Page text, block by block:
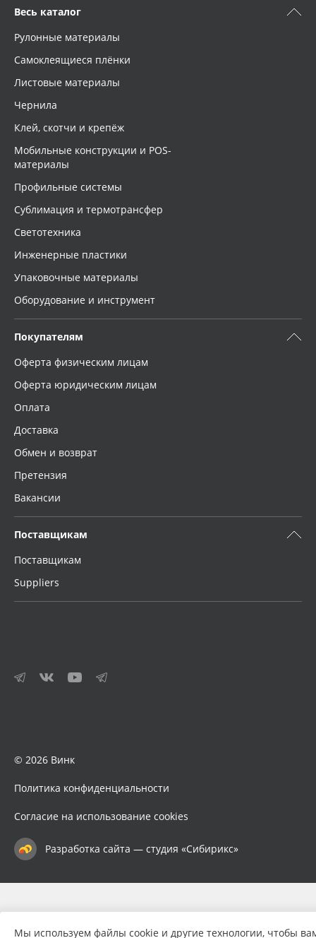
Весь каталог
Рулонные материалы
Самоклеящиеся плёнки
Листовые материалы
Чернила
Клей, скотчи и крепёж
Мобильные конструкции и POS-
материалы
Профильные системы
Сублимация и термотрансфер
Светотехника
Инженерные пластики
Упаковочные материалы
Оборудование и инструмент
Покупателям
Оферта физическим лицам
Оферта юридическим лицам
Оплата
Доставка
Обмен и возврат
Претензия
Вакансии
Поставщикам
Поставщикам
Suppliers
© 2026 Винк
Политика конфиденциальности
Согласие на использование cookies
Разработка сайта — студия «Сибирикс»
Мы используем файлы cookie и другие технологии, чтобы